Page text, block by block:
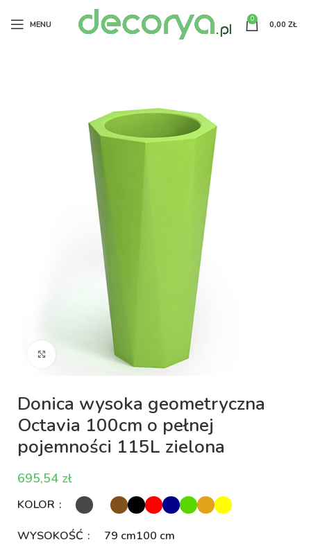
MENU
0
0,00 ZŁ
Kliknij aby powiększyć
Donica wysoka geometryczna
Octavia 100cm o pełnej
pojemności 115L zielona
zł
KOLOR
WYSOKOŚĆ 79 cm100 cm